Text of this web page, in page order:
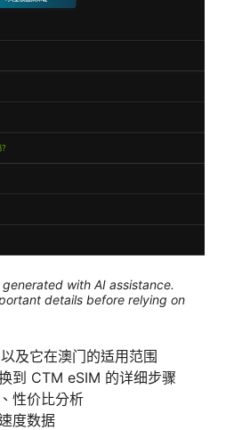
with AI assistance.
details before relying on
及它在澳门的适用范围
到 CTM eSIM 的详细步骤
性价比分析
度数据